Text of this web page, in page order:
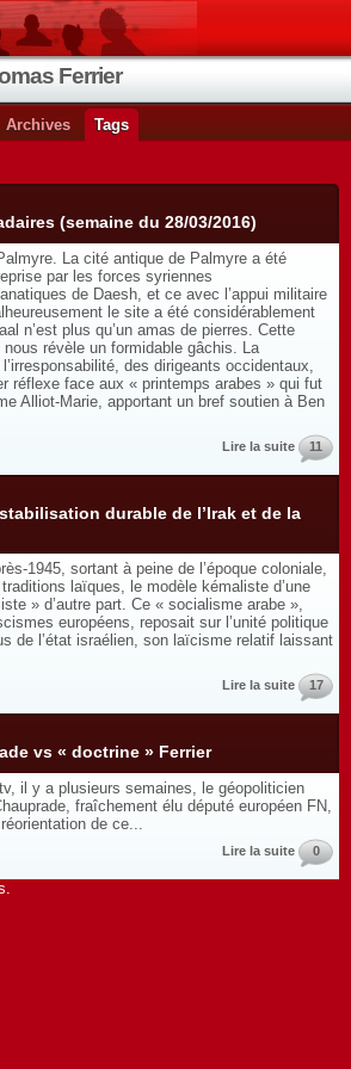
Ferrier
Archives Tags
(semaine du 28/03/2016)
La cité antique de Palmyre a été
par les forces syriennes
de Daesh, et ce avec l’appui militaire
le site a été considérablement
n’est plus qu’un amas de pierres. Cette
révèle un formidable gâchis. La
des dirigeants occidentaux,
réflexe face aux « printemps arabes » qui fut
Alliot-Marie, apportant un bref soutien à Ben
Lire la suite 11
durable de l’Irak et de la
1945, sortant à peine de l’époque coloniale,
laïques, le modèle kémaliste d’une
» d’autre part. Ce « socialisme arabe »,
européens, reposait sur l’unité politique
de l’état israélien, son laïcisme relatif laissant
Lire la suite 17
vs « doctrine » Ferrier
il y a plusieurs semaines, le géopoliticien
fraîchement élu député européen FN,
de ce...
Lire la suite 0